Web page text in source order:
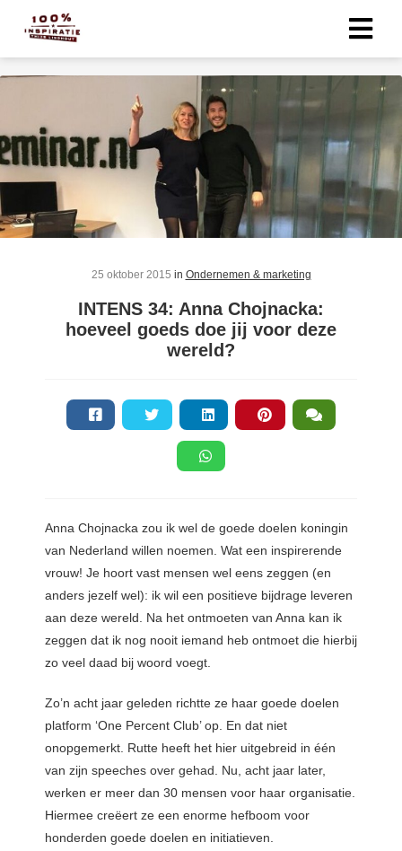
25 oktober 2015 in Ondernemen & marketing
INTENS 34: Anna Chojnacka:
hoeveel goeds doe jij voor deze
wereld?
Anna Chojnacka zou ik wel de goede doelen koningin
van Nederland willen noemen. Wat een inspirerende
vrouw! Je hoort vast mensen wel eens zeggen (en
anders jezelf wel): ik wil een positieve bijdrage leveren
aan deze wereld. Na het ontmoeten van Anna kan ik
zeggen dat ik nog nooit iemand heb ontmoet die hierbij
zo veel daad bij woord voegt.
Zo’n acht jaar geleden richtte ze haar goede doelen
platform ‘One Percent Club’ op. En dat niet
onopgemerkt. Rutte heeft het hier uitgebreid in één
van zijn speeches over gehad. Nu, acht jaar later,
werken er meer dan 30 mensen voor haar organisatie.
Hiermee creëert ze een enorme hefboom voor
honderden goede doelen en initiatieven.